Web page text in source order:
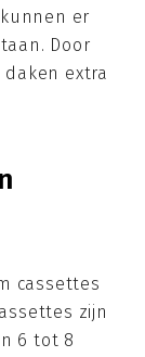
er
Door
extra
cassettes
zijn
6 tot 8